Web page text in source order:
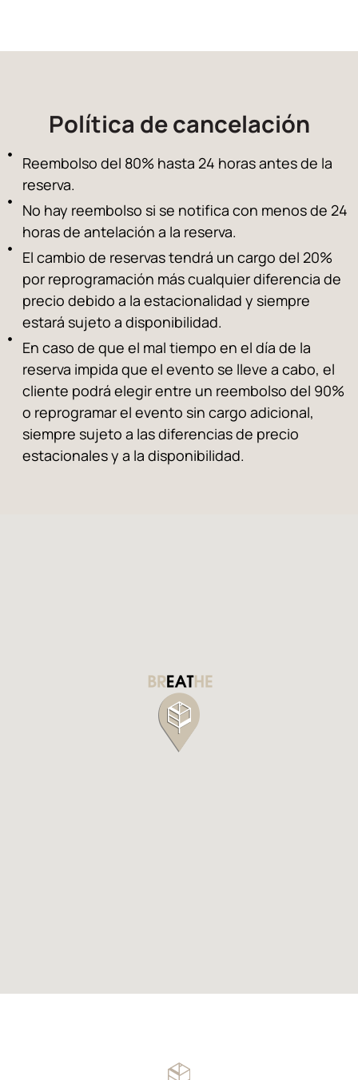
Política de cancelación
Reembolso del 80% hasta 24 horas antes de la
reserva.
No hay reembolso si se notifica con menos de 24
horas de antelación a la reserva.
El cambio de reservas tendrá un cargo del 20%
por reprogramación más cualquier diferencia de
precio debido a la estacionalidad y siempre
estará sujeto a disponibilidad.
En caso de que el mal tiempo en el día de la
reserva impida que el evento se lleve a cabo, el
cliente podrá elegir entre un reembolso del 90%
o reprogramar el evento sin cargo adicional,
siempre sujeto a las diferencias de precio
estacionales y a la disponibilidad.